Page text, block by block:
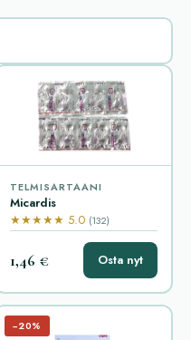
TELMISARTAANI
Micardis
★★★★★ 5.0 (132)
1,46 € Osta nyt
−20%